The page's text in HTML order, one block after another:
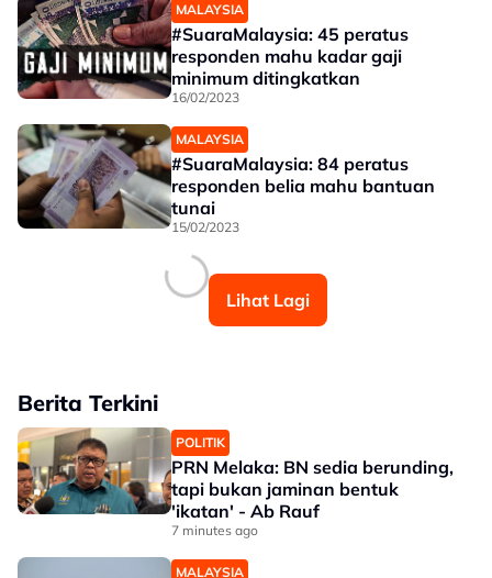
MALAYSIA
#SuaraMalaysia: 45 peratus
responden mahu kadar gaji
minimum ditingkatkan
16/02/2023
MALAYSIA
#SuaraMalaysia: 84 peratus
responden belia mahu bantuan
tunai
15/02/2023
Lihat Lagi
Berita Terkini
POLITIK
PRN Melaka: BN sedia berunding,
tapi bukan jaminan bentuk
'ikatan' - Ab Rauf
7 minutes ago
MALAYSIA